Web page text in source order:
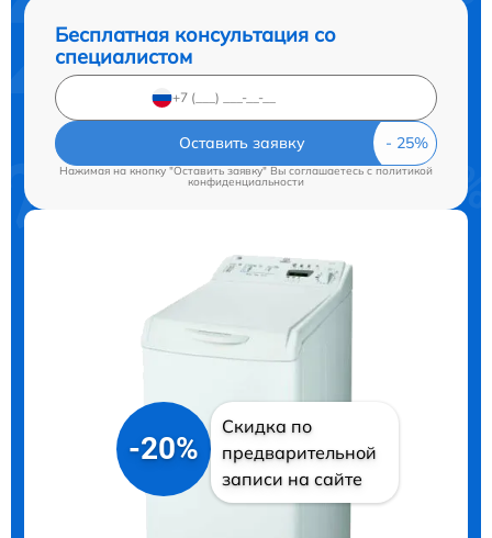
Бесплатная консультация со
специалистом
Оставить заявку
Нажимая на кнопку "Оставить заявку" Вы соглашаетесь cполитикой
конфиденциальности
-20%
Скидка по
предварительной
записи на сайте